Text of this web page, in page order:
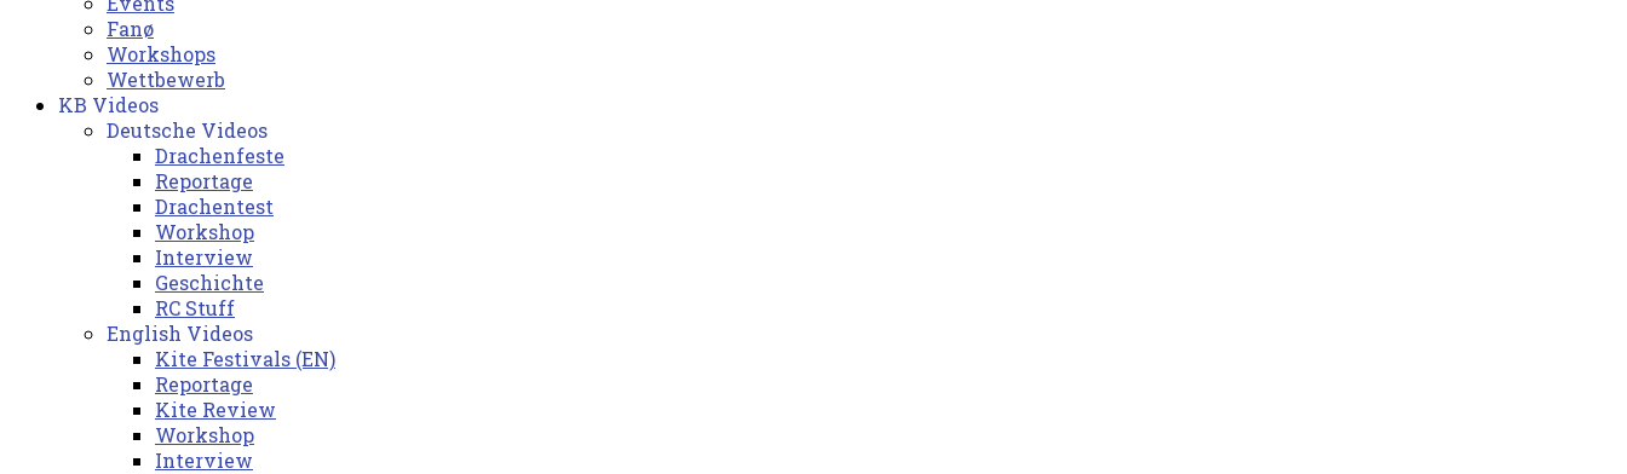
Fanø
Workshops
Wettbewerb
KB Videos
Deutsche Videos
Drachenfeste
Reportage
Drachentest
Workshop
Interview
Geschichte
RC Stuff
English Videos
Kite Festivals (EN)
Reportage
Kite Review
Workshop
Interview